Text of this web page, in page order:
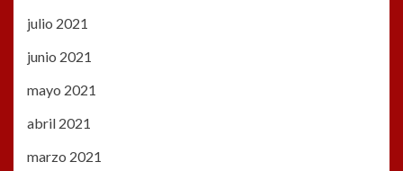
julio 2021
junio 2021
mayo 2021
abril 2021
marzo 2021